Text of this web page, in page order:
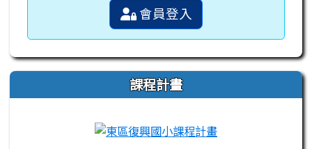
會員登入
課程計畫
link to http://